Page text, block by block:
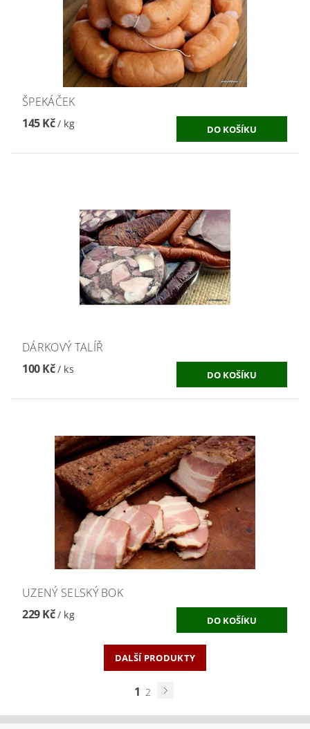
ŠPEKÁČEK
145 Kč/ kg
DÁRKOVÝ TALÍŘ
100 Kč/ ks
UZENÝ SELSKÝ BOK
229 Kč/ kg
DALŠÍ PRODUKTY
1 2